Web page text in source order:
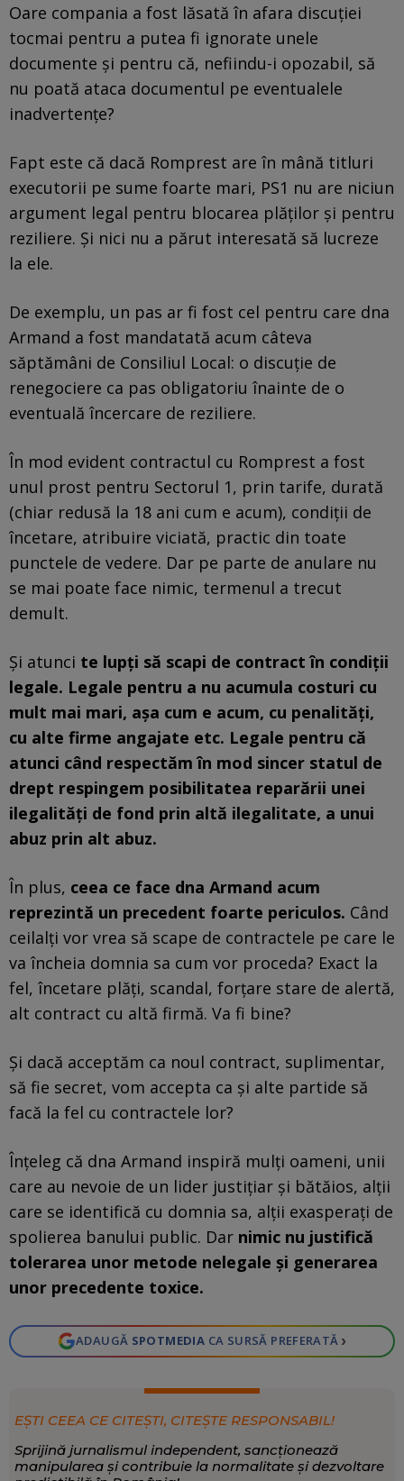
Oare compania a fost lăsată în afara discuției
tocmai pentru a putea fi ignorate unele
documente și pentru că, nefiindu-i opozabil, să
nu poată ataca documentul pe eventualele
inadvertențe?
Fapt este că dacă Romprest are în mână titluri
executorii pe sume foarte mari, PS1 nu are niciun
argument legal pentru blocarea plăților și pentru
reziliere. Și nici nu a părut interesată să lucreze
la ele.
De exemplu, un pas ar fi fost cel pentru care dna
Armand a fost mandatată acum câteva
săptămâni de Consiliul Local: o discuție de
renegociere ca pas obligatoriu înainte de o
eventuală încercare de reziliere.
În mod evident contractul cu Romprest a fost
unul prost pentru Sectorul 1, prin tarife, durată
(chiar redusă la 18 ani cum e acum), condiții de
încetare, atribuire viciată, practic din toate
punctele de vedere. Dar pe parte de anulare nu
se mai poate face nimic, termenul a trecut
demult.
Și atunci te lupți să scapi de contract în condiții
legale. Legale pentru a nu acumula costuri cu
mult mai mari, așa cum e acum, cu penalități,
cu alte firme angajate etc. Legale pentru că
atunci când respectăm în mod sincer statul de
drept respingem posibilitatea reparării unei
ilegalități de fond prin altă ilegalitate, a unui
abuz prin alt abuz.
În plus, ceea ce face dna Armand acum
reprezintă un precedent foarte periculos. Când
ceilalți vor vrea să scape de contractele pe care le
va încheia domnia sa cum vor proceda? Exact la
fel, încetare plăți, scandal, forțare stare de alertă,
alt contract cu altă firmă. Va fi bine?
Și dacă acceptăm ca noul contract, suplimentar,
să fie secret, vom accepta ca și alte partide să
facă la fel cu contractele lor?
Înțeleg că dna Armand inspiră mulți oameni, unii
care au nevoie de un lider justițiar și bătăios, alții
care se identifică cu domnia sa, alții exasperați de
spolierea banului public. Dar nimic nu justifică
tolerarea unor metode nelegale și generarea
unor precedente toxice.
ADAUGĂ SPOTMEDIA CA SURSĂ PREFERATĂ ›
EȘTI CEEA CE CITEȘTI, CITEȘTE RESPONSABIL!
Sprijină jurnalismul independent, sancționează
manipularea și contribuie la normalitate și dezvoltare